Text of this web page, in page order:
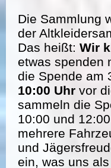
Die Sammlung
der
Das heißt: Wir
etwas spenden
die Spende am
10:00 Uhr vor
sammeln die
10:00 und
mehrere
und
ein, was uns